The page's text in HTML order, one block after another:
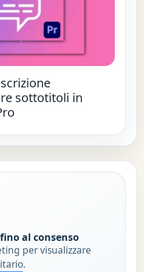
sottotitoli in
al consenso
per visualizzare